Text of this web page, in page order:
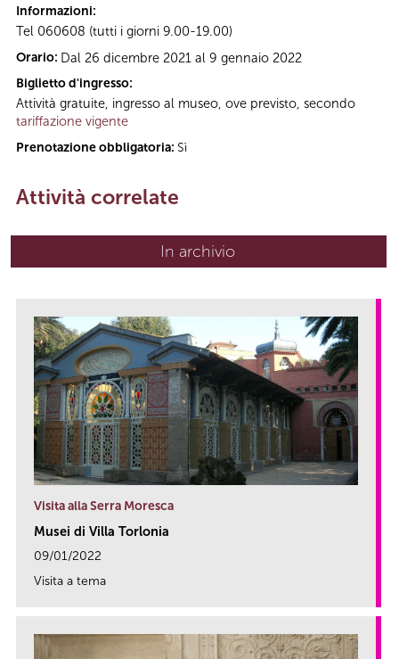
Informazioni:
Tel 060608 (tutti i giorni 9.00-19.00)
Orario: Dal 26 dicembre 2021 al 9 gennaio 2022
Biglietto d'ingresso:
Attività gratuite, ingresso al museo, ove previsto, secondo
tariffazione vigente
Prenotazione obbligatoria: Sì
Attività correlate
In archivio
Visita alla Serra Moresca
Musei di Villa Torlonia
09/01/2022
Visita a tema